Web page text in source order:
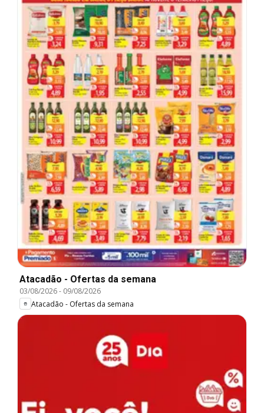
Atacadão - Ofertas da semana
03/08/2026- 09/08/2026
Atacadão - Ofertas da semana